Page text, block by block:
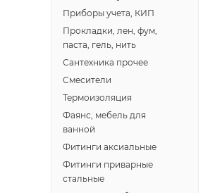
Приборы учета, КИП
Прокладки, лен, фум,
паста, гель, нить
Сантехника прочее
Смесители
Термоизоляция
Фаянс, мебель для
ванной
Фитинги аксиальные
Фитинги приварные
стальные